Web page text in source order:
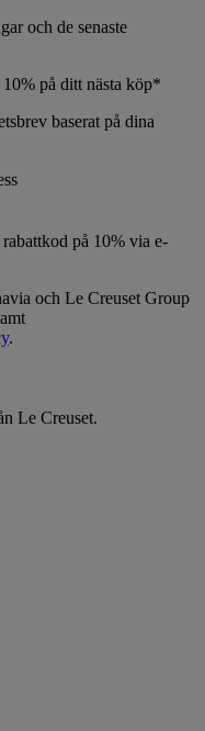
och de senaste
på ditt nästa köp*
baserat på dina
på 10% via e-
och Le Creuset Group
.
Le Creuset.